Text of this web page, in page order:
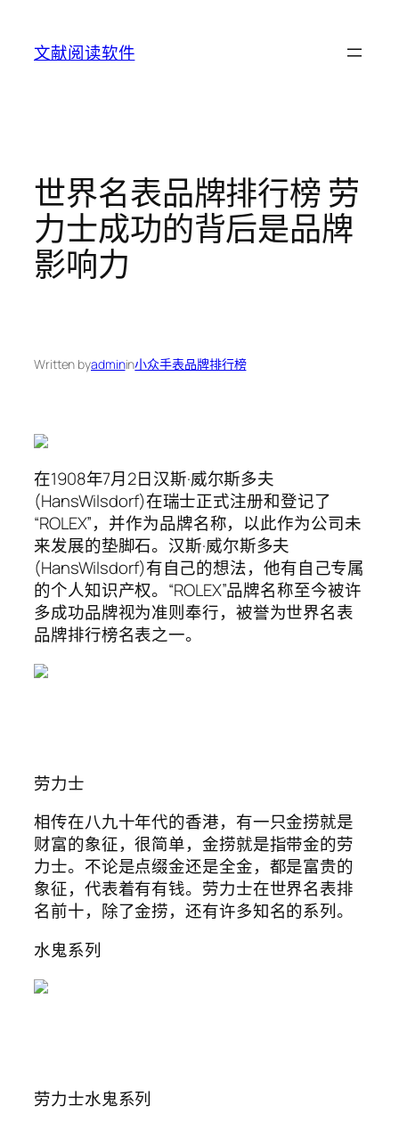
content
文献阅读软件
世界名表品牌排行榜 劳
力士成功的背后是品牌
影响力
Written byadminin小众手表品牌排行榜
在1908年7月2日汉斯·威尔斯多夫
(HansWilsdorf)在瑞士正式注册和登记了
“ROLEX”，并作为品牌名称，以此作为公司未
来发展的垫脚石。汉斯·威尔斯多夫
(HansWilsdorf)有自己的想法，他有自己专属
的个人知识产权。“ROLEX”品牌名称至今被许
多成功品牌视为准则奉行，被誉为世界名表
品牌排行榜名表之一。
劳力士
相传在八九十年代的香港，有一只金捞就是
财富的象征，很简单，金捞就是指带金的劳
力士。不论是点缀金还是全金，都是富贵的
象征，代表着有有钱。劳力士在世界名表排
名前十，除了金捞，还有许多知名的系列。
水鬼系列
劳力士水鬼系列